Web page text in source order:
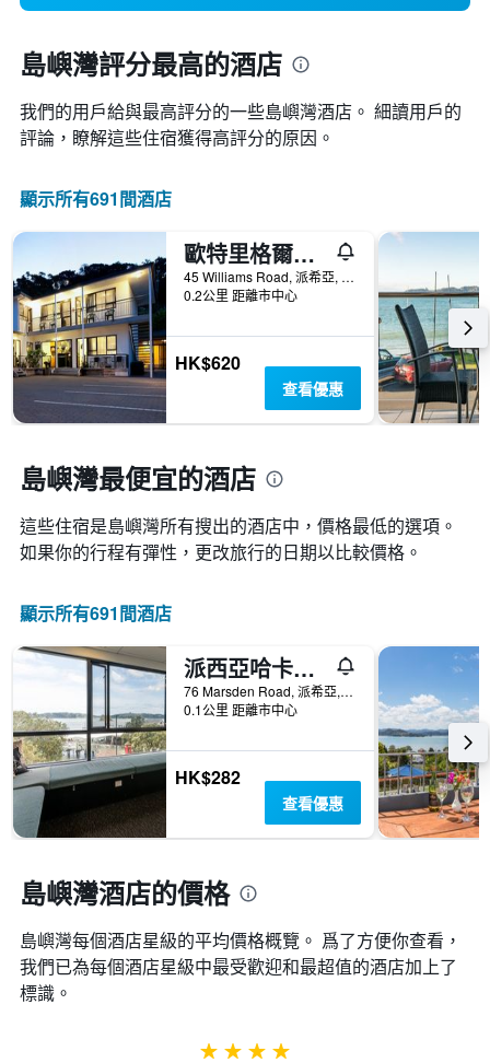
島嶼灣評分最高的酒店
我們的用戶給與最高評分的一些島嶼灣酒店。 細讀用戶的
評論，瞭解這些住宿獲得高評分的原因。
顯示所有691間酒店
歐特里格爾汽車旅館
45 Williams Road, 派希亞, 紐西蘭
0.2公里 距離市中心
HK$620
查看優惠
島嶼灣最便宜的酒店
這些住宿是島嶼灣所有搜出的酒店中，價格最低的選項。
如果你的行程有彈性，更改旅行的日期以比較價格。
顯示所有691間酒店
派西亞哈卡旅館 - 青年旅舍 - 派西亞
76 Marsden Road, 派希亞, 紐西蘭
0.1公里 距離市中心
HK$282
查看優惠
島嶼灣酒店的價格
島嶼灣​每個酒店星級的平均價格概覽。 爲了方便你查看，
我們已為每個酒店星級中最受歡迎和最超值的酒店加上了
標識。
4星級